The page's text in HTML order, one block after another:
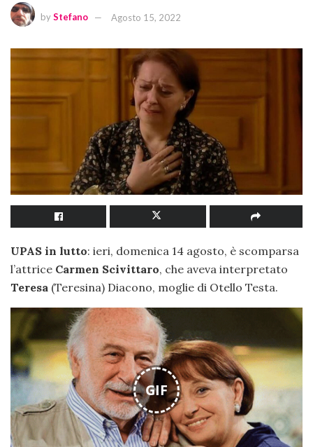
byStefano Agosto 15, 2022
UPAS in lutto: ieri, domenica 14 agosto, è scomparsa
l’attrice Carmen Scivittaro, che aveva interpretato
Teresa (Teresina) Diacono, moglie di Otello Testa.
GIF